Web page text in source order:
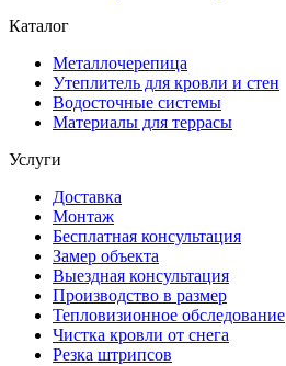
Каталог
Металлочерепица
Утеплитель для кровли и стен
Водосточные системы
Материалы для террасы
Услуги
Доставка
Монтаж
Бесплатная консультация
Замер объекта
Выездная консультация
Производство в размер
Тепловизионное обследование
Чистка кровли от снега
Резка штрипсов